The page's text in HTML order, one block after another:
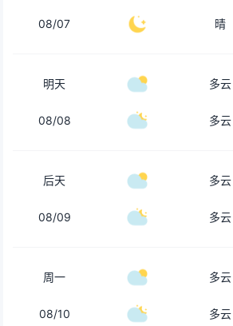
08/07 晴
明天 多云
08/08 多云
后天 多云
08/09 多云
周一 多云
08/10 多云